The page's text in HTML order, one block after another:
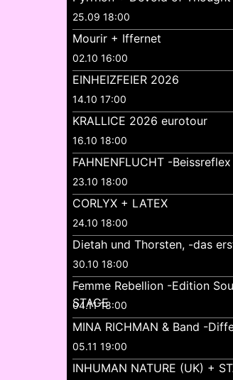
25.09 18:00
Mourir + Iffernet
02.10 16:00
EINHEIZFEIER 2026
14.10 17:00
KRALLICE 2026 eurotour
16.10 18:00
FAHNENFLUCHT -
23.10 18:00
CORLYX + LATEX
24.10 18:00
Dietah und Thorsten, -das
30.10 18:00
Femme Rebellion -Edition
STAGE
04.11 18:00
MINA RICHMAN & Band -
05.11 19:00
INHUMAN NATURE (UK) +